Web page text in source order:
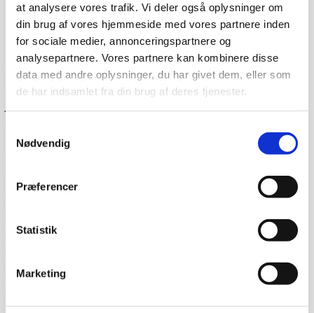
at analysere vores trafik. Vi deler også oplysninger om
din brug af vores hjemmeside med vores partnere inden
for sociale medier, annonceringspartnere og
analysepartnere. Vores partnere kan kombinere disse
data med andre oplysninger, du har givet dem, eller som
de har indsamlet fra din brug af deres tjenester.
Nødvendig
Præferencer
Statistik
Marketing
Dag-til-dag levering
Lagervarer leveres med 95% sandsynlighed allerede den
Når du handler hos
kan du enten
Såfremt du ønsker at få varen tilsendt, skal du huske at
tjekke varen på pallen for eventuelle skader før du skriver
tilføjet “modtaget under forbehold”. Det betyder at du har
taget forbehold for eventuelle skader du måtte have set
modtager en vare som er beskadiget under transporten